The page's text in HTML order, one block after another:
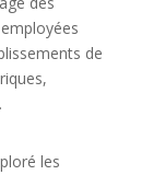
de
.
les